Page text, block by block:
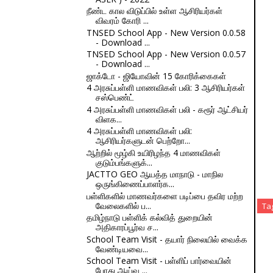
நீண்ட கால விடுப்பில் உள்ள ஆசிரியர்கள்
விவரம் கோரி ...
TNSED School App - New Version 0.0.58
- Download ...
TNSED School App - New Version 0.0.57
- Download ...
ஜாக்டோ - ஜியோவின் 15 கோரிக்கைகள்
4 அரசுப்பள்ளி மாணவிகள் பலி: 3 ஆசிரியர்கள்
சஸ்பெண்ட்
4 அரசுப்பள்ளி மாணவிகள் பலி - கரூர் ஆட்சியர்
விளக...
4 அரசுப்பள்ளி மாணவிகள் பலி:
ஆசிரியர்களுடன் பெற்றோ...
ஆற்றில் மூழ்கி உயிரிழந்த 4 மாணவிகள்
குடும்பங்களுக்...
JACTTO GEO ஆயத்த மாநாடு - மாநில
ஒருங்கிணைப்பாளர்க...
பள்ளிகளில் மாணவர்களை படிப்பை தவிர மற்ற
வேலைகளில் ப...
தமிழ்நாடு பள்ளிக் கல்வித் துறையின்
அதிகாரப்பூர்வ ச...
School Team Visit - தயார் நிலையில் வைக்க
வேண்டியவை...
School Team Visit - பள்ளிப் பார்வையின்
போது ஆய்வு ...